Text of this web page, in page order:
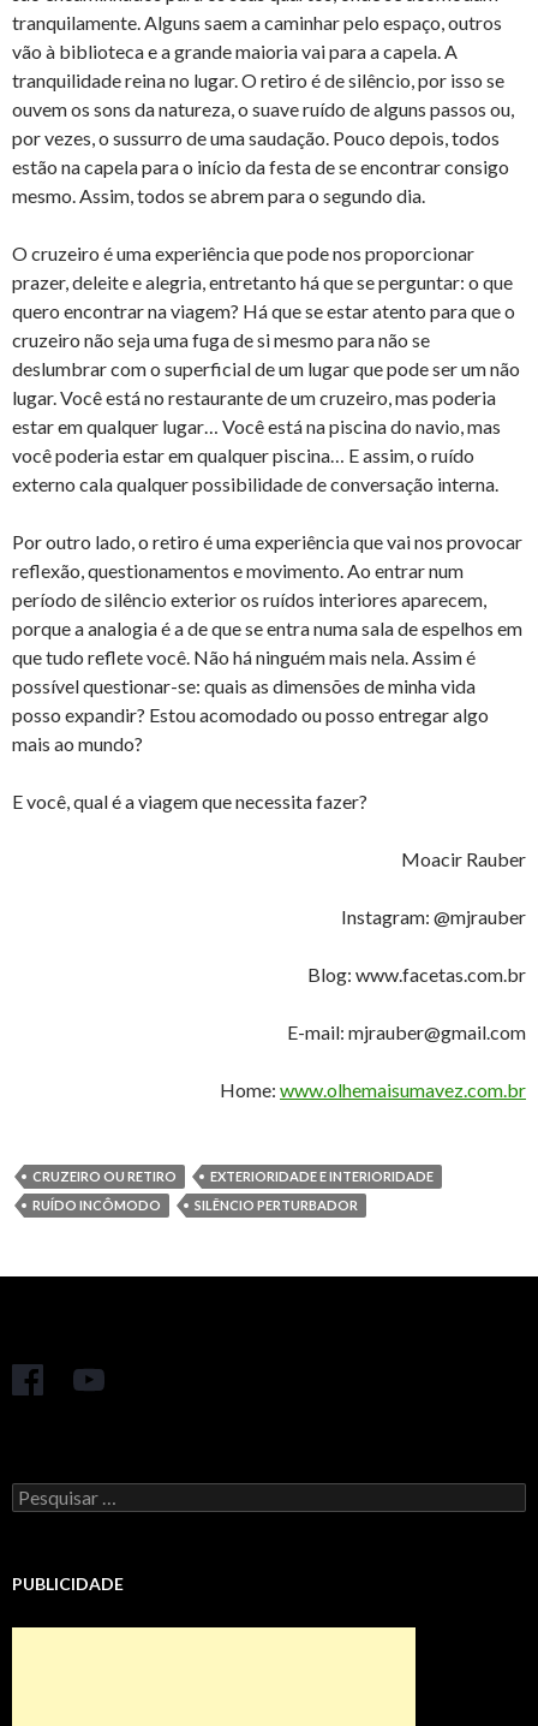
tranquilamente. Alguns saem a caminhar pelo espaço, outros
vão à biblioteca e a grande maioria vai para a capela. A
tranquilidade reina no lugar. O retiro é de silêncio, por isso se
ouvem os sons da natureza, o suave ruído de alguns passos ou,
por vezes, o sussurro de uma saudação. Pouco depois, todos
estão na capela para o início da festa de se encontrar consigo
mesmo. Assim, todos se abrem para o segundo dia.
O cruzeiro é uma experiência que pode nos proporcionar
prazer, deleite e alegria, entretanto há que se perguntar: o que
quero encontrar na viagem? Há que se estar atento para que o
cruzeiro não seja uma fuga de si mesmo para não se
deslumbrar com o superficial de um lugar que pode ser um não
lugar. Você está no restaurante de um cruzeiro, mas poderia
estar em qualquer lugar… Você está na piscina do navio, mas
você poderia estar em qualquer piscina… E assim, o ruído
externo cala qualquer possibilidade de conversação interna.
Por outro lado, o retiro é uma experiência que vai nos provocar
reflexão, questionamentos e movimento. Ao entrar num
período de silêncio exterior os ruídos interiores aparecem,
porque a analogia é a de que se entra numa sala de espelhos em
que tudo reflete você. Não há ninguém mais nela. Assim é
possível questionar-se: quais as dimensões de minha vida
posso expandir? Estou acomodado ou posso entregar algo
mais ao mundo?
E você, qual é a viagem que necessita fazer?
Moacir Rauber
Instagram: @mjrauber
Blog: www.facetas.com.br
E-mail: mjrauber@gmail.com
Home: www.olhemaisumavez.com.br
CRUZEIRO OU RETIRO
EXTERIORIDADE E INTERIORIDADE
RUÍDO INCÔMODO
SILÊNCIO PERTURBADOR
Pesquisar
por:
PUBLICIDADE